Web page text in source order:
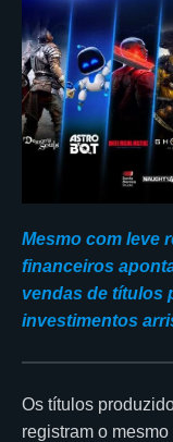
Mesmo com leve
financeiros
vendas de títulos
investimentos
Os títulos
registram o